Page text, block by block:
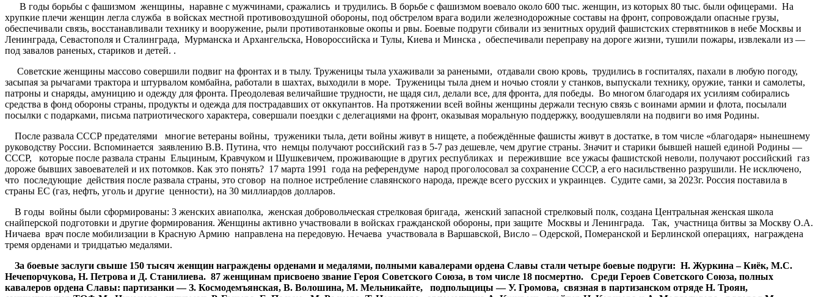
В годы борьбы с фашизмом женщины, наравне с мужчинами, сражались и трудились. В борьбе с фашизмом воевало около 600 тыс. женщин, из которых 80 тыс. были офицерами. На
хрупкие плечи женщин легла служба в войсках местной противовоздушной обороны, под обстрелом врага водили железнодорожные составы на фронт, сопровождали опасные грузы,
обеспечивали связь, восстанавливали технику и вооружение, рыли противотанковые окопы и рвы. Боевые подруги сбивали из зенитных орудий фашистских стервятников в небе Москвы и
Ленинграда, Севастополя и Сталинграда, Мурманска и Архангельска, Новороссийска и Тулы, Киева и Минска , обеспечивали переправу на дороге жизни, тушили пожары, извлекали из —
под завалов раненых, стариков и детей. .
Советские женщины массово совершили подвиг на фронтах и в тылу. Труженицы тыла ухаживали за ранеными, отдавали свою кровь, трудились в госпиталях, пахали в любую погоду,
засыпая за рычагами трактора и штурвалом комбайна, работали в шахтах, выходили в море. Труженицы тыла днем и ночью стояли у станков, выпускали технику, оружие, танки и самолеты,
патроны и снаряды, амуницию и одежду для фронта. Преодолевая величайшие трудности, не щадя сил, делали все, для фронта, для победы. Во многом благодаря их усилиям собирались
средства в фонд обороны страны, продукты и одежда для пострадавших от оккупантов. На протяжении всей войны женщины держали тесную связь с воинами армии и флота, посылали
посылки с подарками, письма патриотического характера, совершали поездки с делегациями на фронт, оказывая моральную поддержку, воодушевляли на подвиги во имя Родины.
После развала СССР предателями многие ветераны войны, труженики тыла, дети войны живут в нищете, а побеждённые фашисты живут в достатке, в том числе «благодаря» нынешнему
руководству России. Вспоминается заявлению В.В. Путина, что немцы получают российский газ в 5-7 раз дешевле, чем другие страны. Значит и старики бывшей нашей единой Родины —
СССР, которые после развала страны Ельциным, Кравчуком и Шушкевичем, проживающие в других республиках и пережившие все ужасы фашистской неволи, получают российский газ
дороже бывших завоевателей и их потомков. Как это понять? 17 марта 1991 года на референдуме народ проголосовал за сохранение СССР, а его насильственно разрушили. Не исключено,
что последующие действия после развала страны, это сговор на полное истребление славянского народа, прежде всего русских и украинцев. Судите сами, за 2023г. Россия поставила в
страны ЕС (газ, нефть, уголь и другие ценности), на 30 миллиардов долларов.
В годы войны были сформированы: 3 женских авиаполка, женская добровольческая стрелковая бригада, женский запасной стрелковый полк, создана Центральная женская школа
снайперской подготовки и другие формирования. Женщины активно участвовали в войсках гражданской обороны, при защите Москвы и Ленинграда. Так, участница битвы за Москву О.А.
Ничаева врач после мобилизации в Красную Армию направлена на передовую. Нечаева участвовала в Варшавской, Висло – Одерской, Померанской и Берлинской операциях, награждена
тремя орденами и тридцатью медалями.
За боевые заслуги свыше 150 тысяч женщин награждены орденами и медалями, полными кавалерами ордена Славы стали четыре боевые подруги: Н. Журкина – Киёк, М.С.
Нечепорчукова, Н. Петрова и Д. Станилиева. 87 женщинам присвоено звание Героя Советского Союза, в том числе 18 посмертно. Среди Героев Советского Союза, полных
кавалеров ордена Славы: партизанки — З. Космодемъянская, В. Волошина, М. Мельникайте, подпольщицы — У. Громова, связная в партизанском отряде Н. Троян,